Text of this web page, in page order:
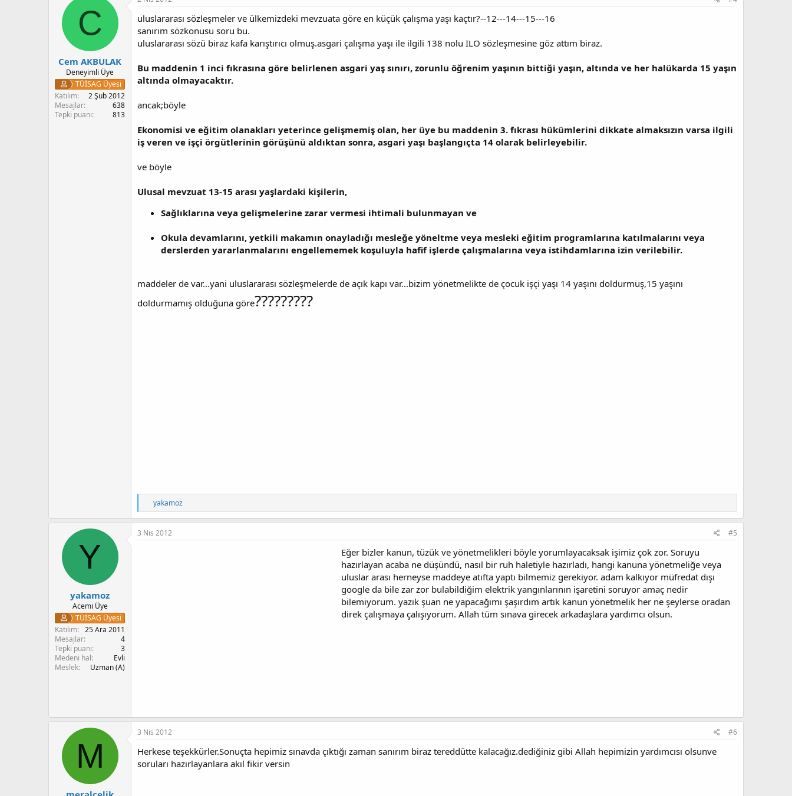
C
Cem AKBULAK
Deneyimli Üye
TÜİSAG Üyesi
Katılım
2 Şub 2012
Mesajlar
638
Tepki puanı
813
uluslararası sözleşmeler ve ülkemizdeki mevzuata göre en küçük çalışma yaşı kaçtır?--12---14---15---16
sanırım sözkonusu soru bu.
uluslararası sözü biraz kafa karıştırıcı olmuş.asgari çalışma yaşı ile ilgili 138 nolu ILO sözleşmesine göz attım biraz.
Bu maddenin 1 inci fıkrasına göre belirlenen asgari yaş sınırı, zorunlu öğrenim yaşının bittiği yaşın, altında ve her halükarda 15 yaşın
altında olmayacaktır.
ancak;böyle
Ekonomisi ve eğitim olanakları yeterince gelişmemiş olan, her üye bu maddenin 3. fıkrası hükümlerini dikkate almaksızın varsa ilgili
iş veren ve işçi örgütlerinin görüşünü aldıktan sonra, asgari yaşı başlangıçta 14 olarak belirleyebilir.
ve böyle
Ulusal mevzuat 13-15 arası yaşlardaki kişilerin,
Sağlıklarına veya gelişmelerine zarar vermesi ihtimali bulunmayan ve
Okula devamlarını, yetkili makamın onayladığı mesleğe yöneltme veya mesleki eğitim programlarına katılmalarını veya
derslerden yararlanmalarını engellememek koşuluyla hafif işlerde çalışmalarına veya istihdamlarına izin verilebilir.
maddeler de var...yani uluslararası sözleşmelerde de açık kapı var...bizim yönetmelikte de çocuk işçi yaşı 14 yaşını doldurmuş,15 yaşını
doldurmamış olduğuna göre?????????
T
e
p
k
yakamoz
Y
yakamoz
Acemi Üye
TÜİSAG Üyesi
Katılım
25 Ara 2011
Mesajlar
4
Tepki puanı
3
Medeni hal
Evli
Meslek
Uzman (A)
3 Nis 2012 #5
Eğer bizler kanun, tüzük ve yönetmelikleri böyle yorumlayacaksak işimiz çok zor. Soruyu
hazırlayan acaba ne düşündü, nasıl bir ruh haletiyle hazırladı, hangi kanuna yönetmeliğe veya
uluslar arası herneyse maddeye atıfta yaptı bilmemiz gerekiyor. adam kalkıyor müfredat dışı
google da bile zar zor bulabildiğim elektrik yangınlarının işaretini soruyor amaç nedir
bilemiyorum. yazık şuan ne yapacağımı şaşırdım artık kanun yönetmelik her ne şeylerse oradan
direk çalışmaya çalışıyorum. Allah tüm sınava girecek arkadaşlara yardımcı olsun.
M
3 Nis 2012 #6
Herkese teşekkürler.Sonuçta hepimiz sınavda çıktığı zaman sanırım biraz tereddütte kalacağız.dediğiniz gibi Allah hepimizin yardımcısı olsunve
soruları hazırlayanlara akıl fikir versin